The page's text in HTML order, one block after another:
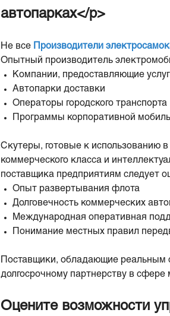
автопарках</p>
Не все Производители
Опытный производитель
Компании, предоставляющие
Автопарки доставки
Операторы городского транспорта
Программы корпоративной
Скутеры, готовые к использованию
коммерческого класса и
поставщика предприятиям следует
Опыт развертывания флота
Долговечность коммерческих
Международная оперативная
Понимание местных правил
Поставщики, обладающие реальным
долгосрочному партнерству в сфере
Оцените возможности